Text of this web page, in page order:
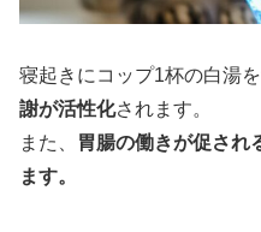
寝起きにコップ1杯の白湯を
謝が活性化されます。
また、
胃腸の働きが促され
ます。